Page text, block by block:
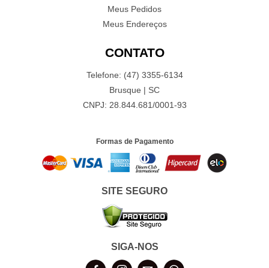
Meus Pedidos
Meus Endereços
CONTATO
Telefone: (47) 3355-6134
Brusque | SC
CNPJ: 28.844.681/0001-93
Formas de Pagamento
SITE SEGURO
SIGA-NOS